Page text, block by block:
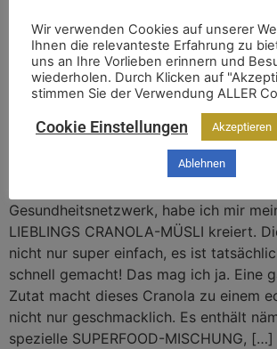
Gesundheitsnetzwerk, habe ich mir
LIEBLINGS CRANOLA-MÜSLI kreiert.
nicht nur super einfach, es ist
schnell gemacht! Das mag ich ja. Eine
Zutat macht dieses Cranola zu einem
nicht nur geschmacklich. Es enthält
spezielle SUPERFOOD-MISCHUNG, […]
Wir verwenden Cookies auf unserer
Ihnen die relevanteste Erfahrung zu
uns an Ihre Vorlieben erinnern und
wiederholen. Durch Klicken auf
stimmen Sie der Verwendung ALLER
Cookie Einstellungen Akzeptieren
Ablehnen